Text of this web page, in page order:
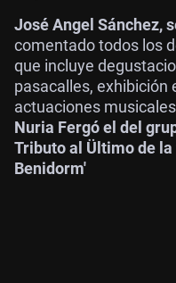
José Angel Sánchez,
comentado todos los
que incluye
pasacalles, exhibición
actuaciones
Nuria Fergó el del
Tributo al Ültimo de
Benidorm'